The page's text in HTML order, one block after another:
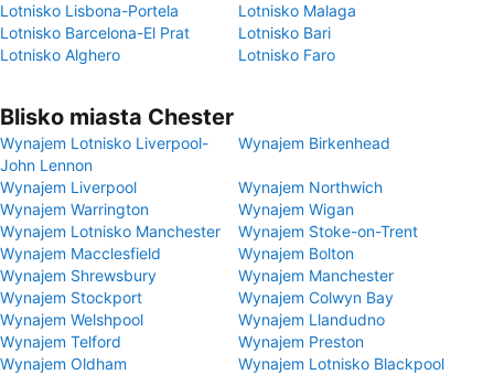
Lotnisko Lisbona-Portela
Lotnisko Malaga
Lotnisko Barcelona-El Prat
Lotnisko Bari
Lotnisko Alghero
Lotnisko Faro
Blisko miasta Chester
Wynajem Lotnisko Liverpool-
John Lennon
Wynajem Birkenhead
Wynajem Liverpool
Wynajem Northwich
Wynajem Warrington
Wynajem Wigan
Wynajem Lotnisko Manchester
Wynajem Stoke-on-Trent
Wynajem Macclesfield
Wynajem Bolton
Wynajem Shrewsbury
Wynajem Manchester
Wynajem Stockport
Wynajem Colwyn Bay
Wynajem Welshpool
Wynajem Llandudno
Wynajem Telford
Wynajem Preston
Wynajem Oldham
Wynajem Lotnisko Blackpool